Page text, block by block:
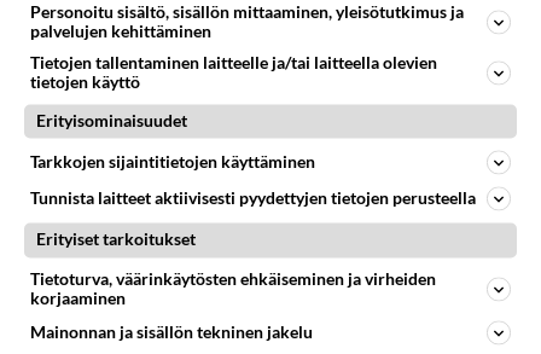
KAWASAKI Vastattu 17v
Vesi pumppu ja nokka-akselin ajoitus
kyseessä kawasaki zzr 600 vm91 Elikkäs
epätoivoisena etsin vesipumppua kyseiseen värkkiin
jos joltain sellainen löytyi...
07.07.2009 09:54
Personoitu sisältö, sisällön mittaaminen, yleisötutkimus ja
palvelujen kehittäminen
Tietojen tallentaminen laitteelle ja/tai laitteella olevien
tietojen käyttö
Erityisominaisuudet
Tarkkojen sijaintitietojen käyttäminen
Tunnista laitteet aktiivisesti pyydettyjen tietojen perusteella
Erityiset tarkoitukset
Tietoturva, väärinkäytösten ehkäiseminen ja virheiden
korjaaminen
Mainonnan ja sisällön tekninen jakelu